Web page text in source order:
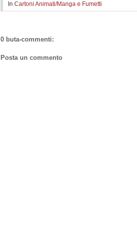
In Cartoni Animati/Manga e Fumetti
0 buta-commenti:
Posta un commento